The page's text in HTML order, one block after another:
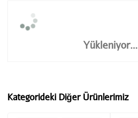
Yükleniyor...
Kategorideki Diğer Ürünlerimiz